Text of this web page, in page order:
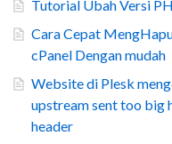
Tutorial Ubah Versi
Cara Cepat
cPanel Dengan mudah
Website di Plesk
upstream sent too big
header